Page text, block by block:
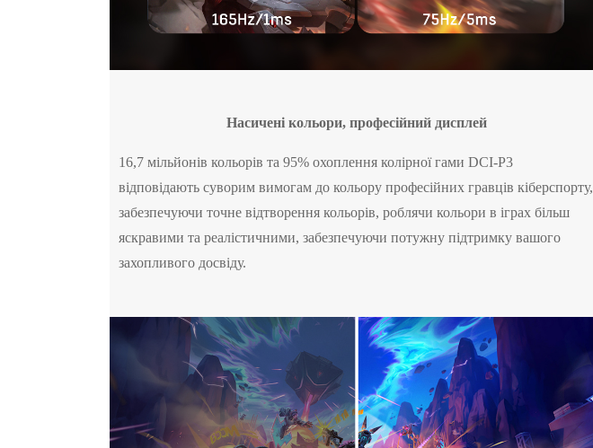
Насичені кольори, професійний дисплей
16,7 мільйонів кольорів та 95% охоплення колірної гами DCI-P3
відповідають суворим вимогам до кольору професійних гравців кіберспорту,
забезпечуючи точне відтворення кольорів, роблячи кольори в іграх більш
яскравими та реалістичними, забезпечуючи потужну підтримку вашого
захопливого досвіду.